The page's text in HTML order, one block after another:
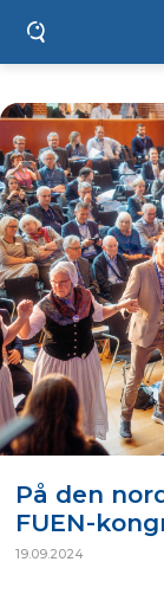
På den
FUEN-
19.09.2024